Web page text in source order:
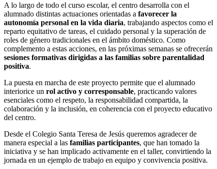
A lo largo de todo el curso escolar, el centro desarrolla con el
alumnado distintas actuaciones orientadas a favorecer la
autonomía personal en la vida diaria, trabajando aspectos como el
reparto equitativo de tareas, el cuidado personal y la superación de
roles de género tradicionales en el ámbito doméstico. Como
complemento a estas acciones, en las próximas semanas se ofrecerán
sesiones formativas dirigidas a las familias sobre parentalidad
positiva.
La puesta en marcha de este proyecto permite que el alumnado
interiorice un rol activo y corresponsable, practicando valores
esenciales como el respeto, la responsabilidad compartida, la
colaboración y la inclusión, en coherencia con el proyecto educativo
del centro.
Desde el Colegio Santa Teresa de Jesús queremos agradecer de
manera especial a las familias participantes, que han tomado la
iniciativa y se han implicado activamente en el taller, convirtiendo la
jornada en un ejemplo de trabajo en equipo y convivencia positiva.